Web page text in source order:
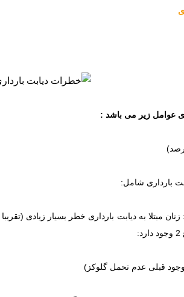
عوامل زیر می باشد :
بارداری شامل: